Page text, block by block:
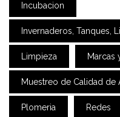
Incubacion
Invernaderos, Tanques,
Limpieza Marcas
Muestreo de Calidad de
Plomeria Redes